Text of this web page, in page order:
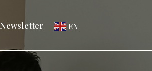
Newsletter EN